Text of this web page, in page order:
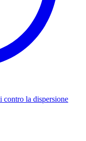
contro la dispersione